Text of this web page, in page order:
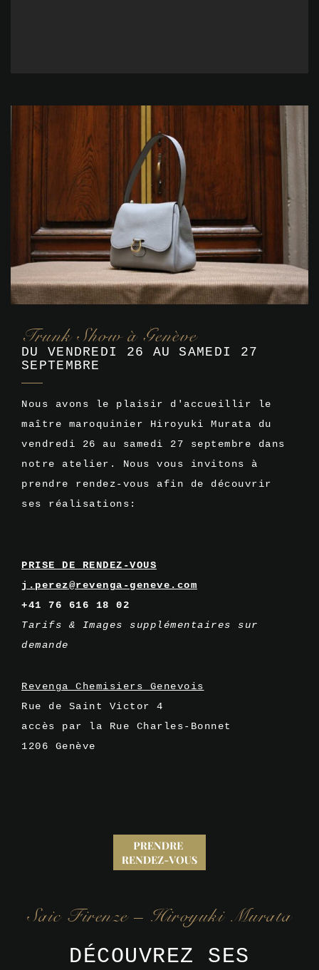
Trunk Show à Genève
DU VENDREDI 26 AU SAMEDI 27
SEPTEMBRE
Nous avons le plaisir d'accueillir le
maître maroquinier Hiroyuki Murata du
vendredi 26 au samedi 27 septembre dans
notre atelier. Nous vous invitons à
prendre rendez-vous afin de découvrir
ses réalisations:
PRISE DE RENDEZ-VOUS
j.perez@revenga-geneve.com
+41 76 616 18 02
Tarifs & Images supplémentaires sur
demande
Revenga Chemisiers Genevois
Rue de Saint Victor 4
accès par la Rue Charles-Bonnet
1206 Genève
Saic Firenze – Hiroyuki Murata
DÉCOUVREZ SES